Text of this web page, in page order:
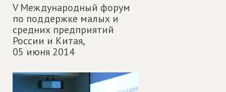
V Международный форум
по поддержке малых и
средних предприятий
России и Китая,
05 июня 2014